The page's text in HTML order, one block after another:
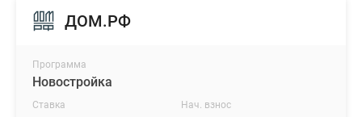
ДОМ.РФ
Программа
Новостройка
Ставка Нач. взнос